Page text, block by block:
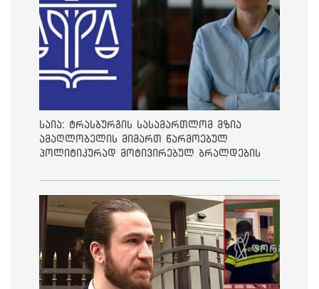
საია: ტრასბურგის სასამართლომ მზია
ამაღლობელის მიმართ წარმოებულ
პოლიტიკურად მოტივირებულ ბრალდების